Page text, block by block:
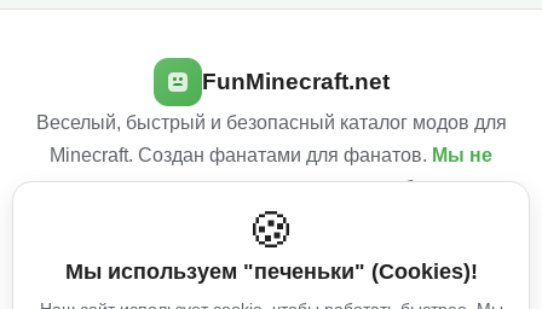
FunMinecraft.net
Веселый, быстрый и безопасный каталог модов для
Minecraft. Создан фанатами для фанатов. Мы не
используем навязчивую рекламу, чтобы сделать
твой игровой опыт лучше!
Условия использования Политика конфиденциальности
🍪
Мы используем "печеньки" (Cookies)!